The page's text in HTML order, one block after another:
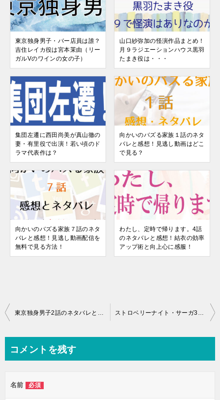
東京独身男子・バー店員は誰？
吉住レイカ役は宮本茉由（リー
ガルVのワインの女の子）
山口紗弥加の怪演作品まとめ！
月９ラジエーションハウス黒羽
たまき役は・・・
集団左遷に西田尚美が真山徹の
妻・有里役で出演！若い頃のド
ラマ代表作は？
向かいのバズる家族１話のネタ
バレと感想！見逃し動画はどこ
で見る？
向かいのバズる家族７話のネタ
バレと感想！見逃し動画配信を
無料で見る方法！
わたし、定時で帰ります。4話
のネタバレと感想！結衣の効率
アップ術と向上心に感服！
投
ビ
ー
東京独身男子2話のネタバレと感想！太郎（高橋一生）がかずな（仲里依紗）にプロポーズ！？ ストロベリーナイト・サーガ3話のネタバレ感想！おやっさんの耕介を想う心が泣ける。
コメントを残す
名前 必須